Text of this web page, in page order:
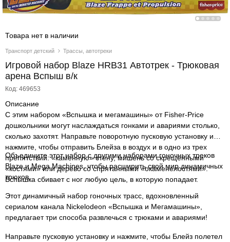
Транспорт детский Трассы, автотреки
Игровой набор Blaze HRB31 Автотрек - Трюковая
арена Вспыш в/к
Код: 469653
Товара нет в наличии
Описание
С этим набором «Вспышка и мегамашины» от Fisher-Price
дошкольники могут наслаждаться гонками и авариями столько,
сколько захотят. Направьте поворотную пусковую установку и
нажмите, чтобы отправить Блейза в воздух и в одно из трех
препятствий: «каменную» стену, мишень со скрещенными
«костями» или дерево со спрятанными «окаменелостями».
Вспышка сбивает с ног любую цель, в которую попадает.
Объедините этот набор с другими наборами гоночных треков
Blaze и Mega Machines, чтобы расширить свой мир динамичных
трюков.
Этот динамичный набор гоночных трасс, вдохновленный
сериалом канала Nickelodeon «Вспышка и Мегамашины»,
предлагает три способа развлечься с трюками и авариями!
Направьте пусковую установку и нажмите, чтобы Блейз полетел